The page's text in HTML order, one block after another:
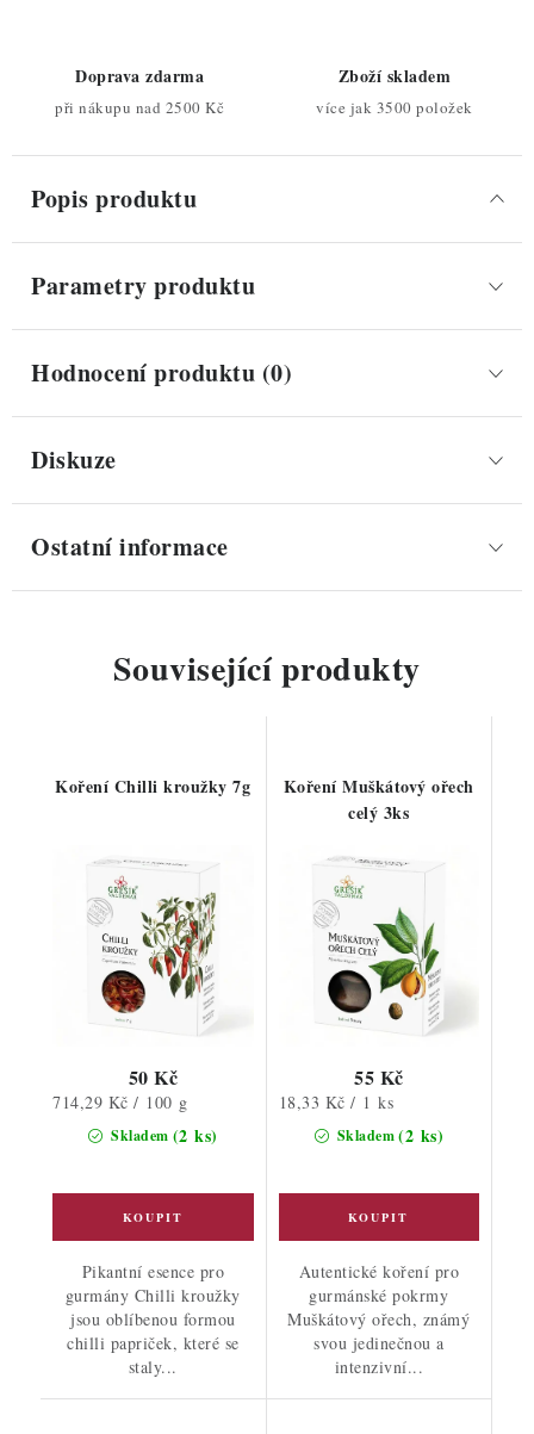
Doprava zdarma
při nákupu nad 2500 Kč
Zboží skladem
více jak 3500 položek
Popis produktu
Parametry produktu
Hodnocení produktu (0)
Diskuze
Ostatní informace
Související produkty
Koření Chilli kroužky 7g
Skladem (2 ks)
50 Kč
Měrná
714,29 Kč / 100 g
Pikantní esence pro
gurmány Chilli kroužky
jsou oblíbenou formou
chilli papriček, které se
staly...
Koření Muškátový ořech
celý 3ks
Skladem(2 ks)
55 Kč
Měrná
18,33 Kč / 1 ks
Autentické koření pro
gurmánské pokrmy
Muškátový ořech, známý
svou jedinečnou a
intenzivní...